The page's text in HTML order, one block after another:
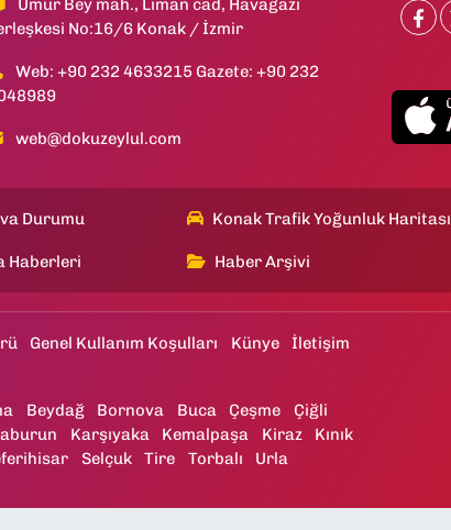
Umur Bey mah., Liman cad, Havagazı
No:16/6 Konak / İzmir
Web: +90 232 4633215 Gazete: +90 232
web@dokuzeylul.com
Durumu Konak Trafik Yoğunluk Haritası
Haberleri Haber Arşivi
Genel Kullanım Koşulları Künye
İletişim
Beydağ Bornova Buca Çeşme
Çiğli
Karşıyaka Kemalpaşa Kiraz
Kınık
Selçuk Tire Torbalı Urla